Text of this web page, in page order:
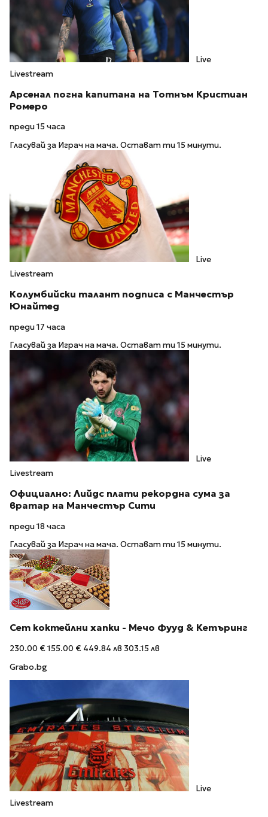
Live
Livestream
Арсенал погна капитана на Тотнъм Кристиан
Ромеро
преди 15 часа
Гласувай за Играч на мача. Остават ти 15 минути.
Live
Livestream
Колумбийски талант подписа с Манчестър
Юнайтед
преди 17 часа
Гласувай за Играч на мача. Остават ти 15 минути.
Live
Livestream
Официално: Лийдс плати рекордна сума за
вратар на Манчестър Сити
преди 18 часа
Гласувай за Играч на мача. Остават ти 15 минути.
Сет коктейлни хапки - Мечо Фууд & Кетъринг
230.00 €155.00 € 449.84 лв 303.15 лв
Grabo.bg
Live
Livestream